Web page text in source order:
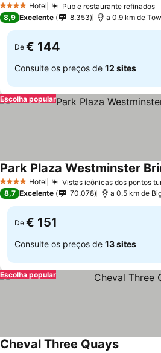
4 EstrelasHotel Pub e restaurante refinados
8,9 Excelente 8.353 a 0.9 km de
De € 144
Consulte os preços de 12 sites
Escolha popular
4 EstrelasHotel Vistas icônicas dos pontos
Park Plaza Westminster
8,7 Excelente 70.078 a 0.5 km de
De € 151
Consulte os preços de 13 sites
Escolha popular
Cheval Three Quays